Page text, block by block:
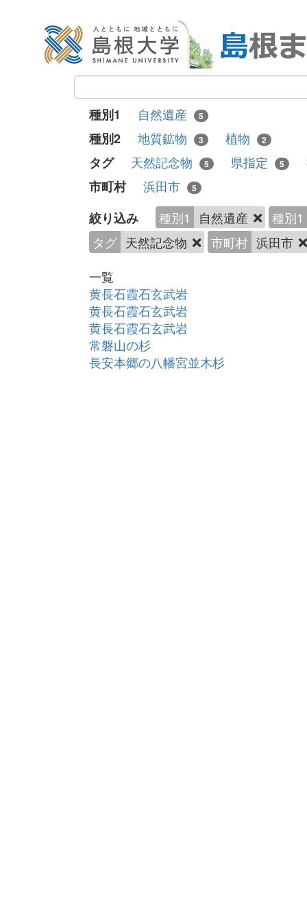
種別1 自然遺産 5
種別2 地質鉱物 3 植物 2
タグ 天然記念物 5 県指定 5
市町村
浜田市 5
絞り込み 種別1 自然遺産
種別1
タグ 天然記念物 市町村 浜田市
一覧
黄長石霞石玄武岩
黄長石霞石玄武岩
黄長石霞石玄武岩
常磐山の杉
長安本郷の八幡宮並木杉